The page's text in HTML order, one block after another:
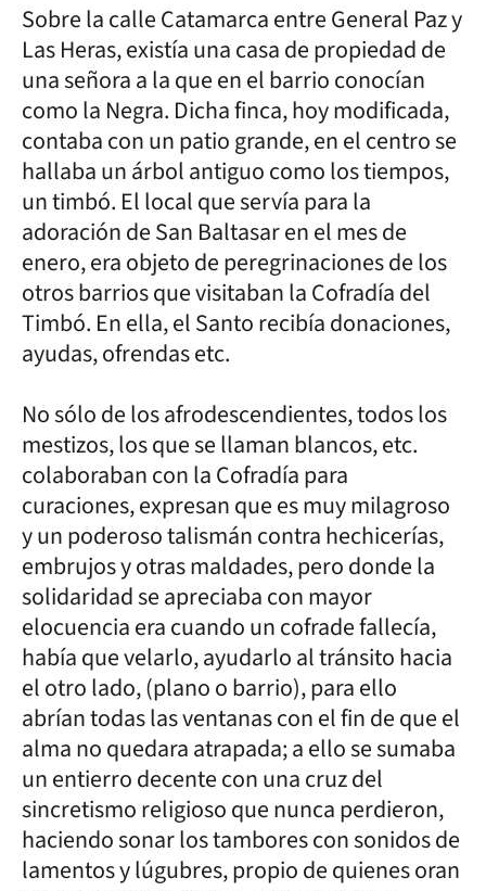
Sobre la calle Catamarca entre General Paz y
Las Heras, existía una casa de propiedad de
una señora a la que en el barrio conocían
como la Negra. Dicha finca, hoy modificada,
contaba con un patio grande, en el centro se
hallaba un árbol antiguo como los tiempos,
un timbó. El local que servía para la
adoración de San Baltasar en el mes de
enero, era objeto de peregrinaciones de los
otros barrios que visitaban la Cofradía del
Timbó. En ella, el Santo recibía donaciones,
ayudas, ofrendas etc.
No sólo de los afrodescendientes, todos los
mestizos, los que se llaman blancos, etc.
colaboraban con la Cofradía para
curaciones, expresan que es muy milagroso
y un poderoso talismán contra hechicerías,
embrujos y otras maldades, pero donde la
solidaridad se apreciaba con mayor
elocuencia era cuando un cofrade fallecía,
había que velarlo, ayudarlo al tránsito hacia
el otro lado, (plano o barrio), para ello
abrían todas las ventanas con el fin de que el
alma no quedara atrapada; a ello se sumaba
un entierro decente con una cruz del
sincretismo religioso que nunca perdieron,
haciendo sonar los tambores con sonidos de
lamentos y lúgubres, propio de quienes oran